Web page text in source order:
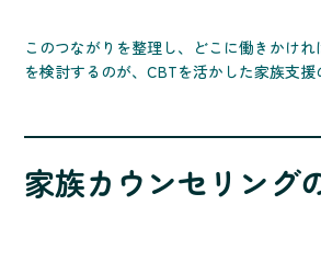
このつながりを整理し、どこに働きかけ
を検討するのが、CBTを活かした家族支援
家族カウンセリング